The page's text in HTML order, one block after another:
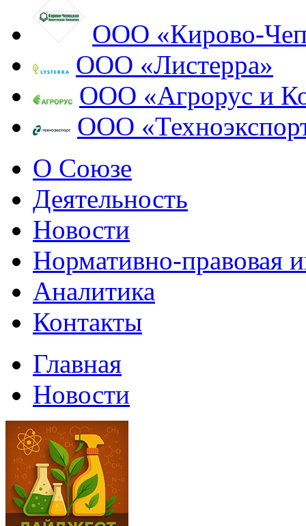
ООО «Кирово-
ООО «Листерра»
ООО «Агрорус и
ООО
О Союзе
Деятельность
Новости
Нормативно-правовая
Аналитика
Контакты
Главная
Новости